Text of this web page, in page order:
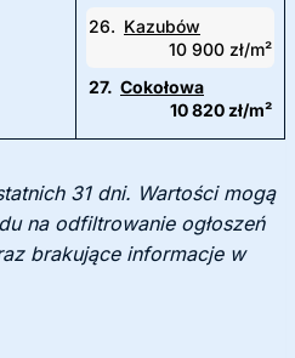
26. Kazubów
10 900 zł/m²
27. Cokołowa
10 820 zł/m²
31 dni. Wartości mogą
na odfiltrowanie ogłoszeń
brakujące informacje w